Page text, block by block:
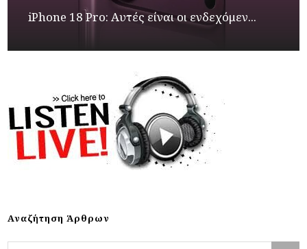
iPhone 18 Pro: Αυτές είναι οι ενδεχόμεν...
Αναζήτηση Άρθρων